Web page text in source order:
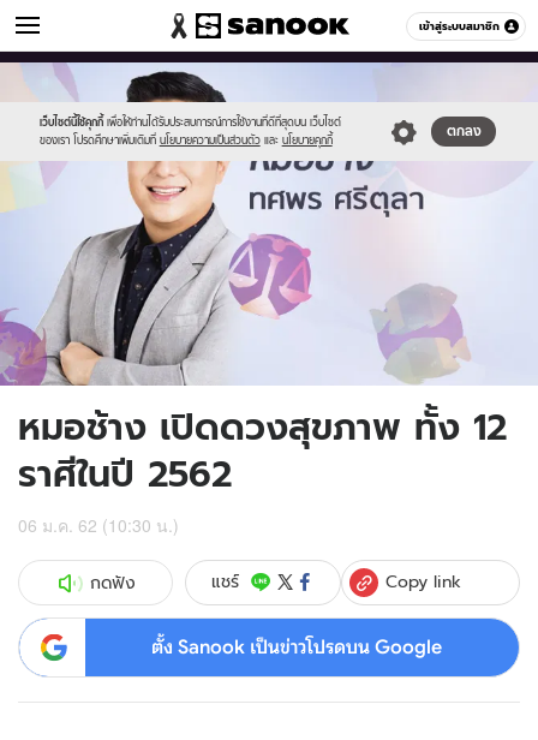
เข้าสู่ระบบสมาชิก
ดูดวง หมวดอื่นๆ
เว็บไซต์นี้ใช้คุกกี้ เพื่อให้ท่านได้รับประสบการณ์การใช้งานที่ดีที่สุดบน เว็บไซต์
ของเรา โปรดศึกษาเพิ่มเติมที่ นโยบายความเป็นส่วนตัว และ นโยบายคุกกี้
ตกลง
Sanook
//s.isanook.com/sr/0/images/logo-
new-
sanook.png
600
60
//s.isanook.com/ho/0/ud/30/152245/1-
chang.jpg
หมอช้าง เปิดดวงสุขภาพ ทั้ง 12
ราศีในปี 2562
06 ม.ค. 62 (10:30 น.)
กดฟัง แชร์ Copy link
ตั้ง Sanook เป็นข่าวโปรดบน Google